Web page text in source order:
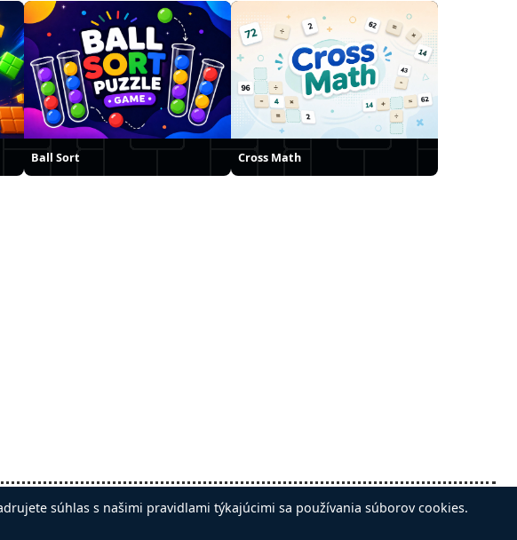
Ball Sort Cross Math
Sledujte nás na:
súhlas s našimi pravidlami týkajúcimi sa používania súborov cookies.